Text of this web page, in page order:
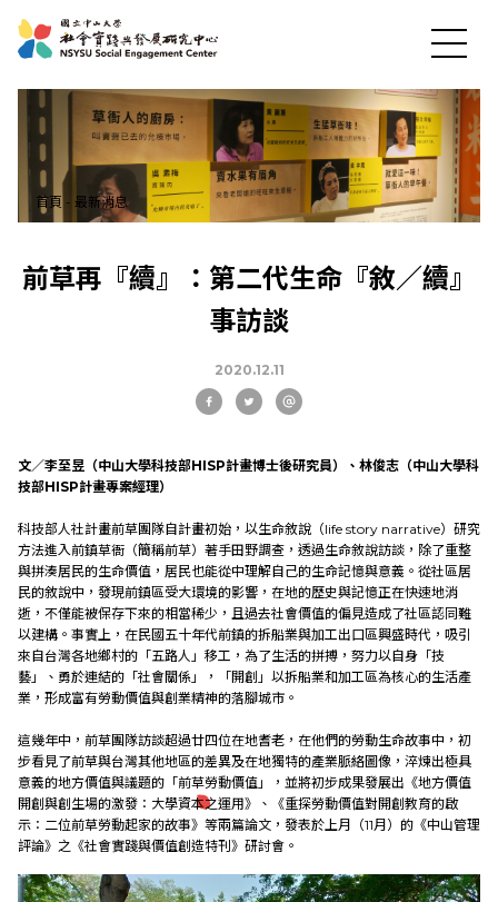
最新消息
關於中心
教育發展
研究成果
外部連結
EN
首頁 - 最新消息
前草再『續』：第二代生命『敘／續』
事訪談
2020.12.11
文／李至昱（中山大學科技部HISP計畫博士後研究員）、林俊志（中山大學科
技部HISP計畫專案經理）
科技部人社計畫前草團隊自計畫初始，以生命敘說（life story narrative）研究
方法進入前鎮草衙（簡稱前草）著手田野調查，透過生命敘說訪談，除了重整
與拼湊居民的生命價值，居民也能從中理解自己的生命記憶與意義。從社區居
民的敘說中，發現前鎮區受大環境的影響，在地的歷史與記憶正在快速地消
逝，不僅能被保存下來的相當稀少，且過去社會價值的偏見造成了社區認同難
以建構。事實上，在民國五十年代前鎮的拆船業與加工出口區興盛時代，吸引
來自台灣各地鄉村的「五路人」移工，為了生活的拼搏，努力以自身「技
藝」、勇於連結的「社會關係」，「開創」以拆船業和加工區為核心的生活產
業，形成富有勞動價值與創業精神的落腳城市。
這幾年中，前草團隊訪談超過廿四位在地耆老，在他們的勞動生命故事中，初
步看見了前草與台灣其他地區的差異及在地獨特的產業脈絡圖像，淬煉出極具
意義的地方價值與議題的「前草勞動價值」，並將初步成果發展出《地方價值
開創與創生場的激發：大學資本之運用》、《重探勞動價值對開創教育的啟
示：二位前草勞動起家的故事》等兩篇論文，發表於上月（11月）的《中山管理
評論》之《社會實踐與價值創造特刊》研討會。